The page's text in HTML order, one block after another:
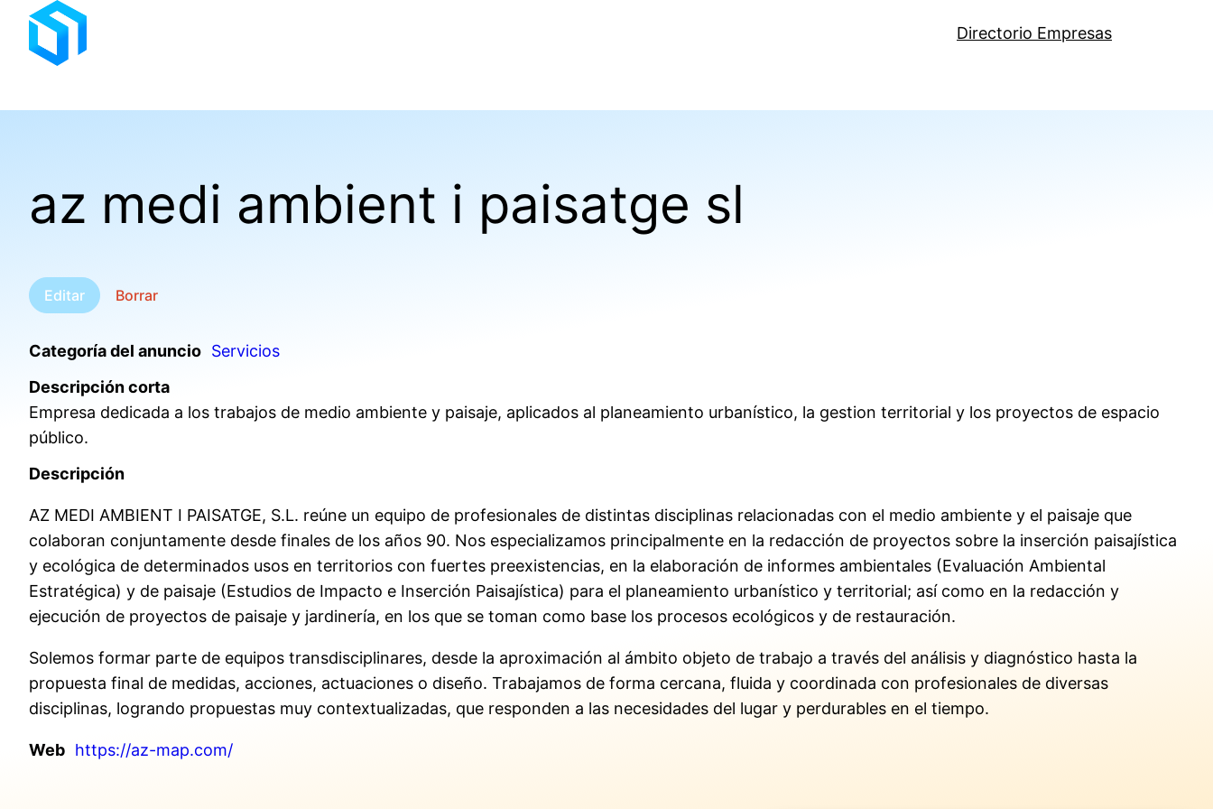
Saltar
contenido
Directorio Empresas
az medi ambient i paisatge sl
Editar Borrar
Categoría del anuncio Servicios
Descripción corta
Empresa dedicada a los trabajos de medio ambiente y paisaje, aplicados al planeamiento urbanístico, la gestion territorial y los proyectos de espacio
público.
Descripción
AZ MEDI AMBIENT I PAISATGE, S.L. reúne un equipo de profesionales de distintas disciplinas relacionadas con el medio ambiente y el paisaje que
colaboran conjuntamente desde finales de los años 90. Nos especializamos principalmente en la redacción de proyectos sobre la inserción paisajística
y ecológica de determinados usos en territorios con fuertes preexistencias, en la elaboración de informes ambientales (Evaluación Ambiental
Estratégica) y de paisaje (Estudios de Impacto e Inserción Paisajística) para el planeamiento urbanístico y territorial; así como en la redacción y
ejecución de proyectos de paisaje y jardinería, en los que se toman como base los procesos ecológicos y de restauración.
Solemos formar parte de equipos transdisciplinares, desde la aproximación al ámbito objeto de trabajo a través del análisis y diagnóstico hasta la
propuesta final de medidas, acciones, actuaciones o diseño. Trabajamos de forma cercana, fluida y coordinada con profesionales de diversas
disciplinas, logrando propuestas muy contextualizadas, que responden a las necesidades del lugar y perdurables en el tiempo.
Web https://az-map.com/